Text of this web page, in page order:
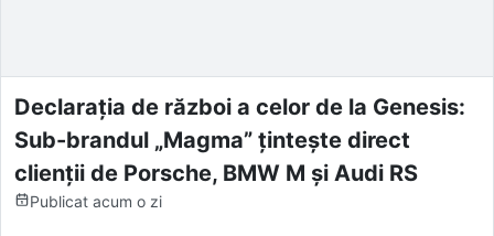
Declarația de război a celor de la Genesis:
Sub-brandul „Magma” țintește direct
clienții de Porsche, BMW M și Audi RS
Publicat acum o zi